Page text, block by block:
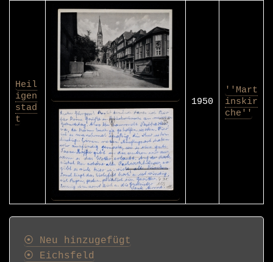
Heil
igen
stad
t
1950
''Mart
inskir
che''
Postkarten
⦿ Neu hinzugefügt
⦿ Eichsfeld